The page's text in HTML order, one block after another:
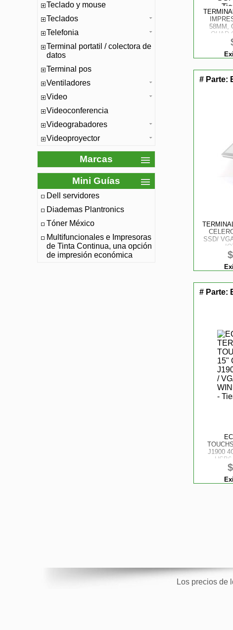
Teclado y mouse
Teclados
Telefonia
Terminal portatil / colectora de
datos
Terminal pos
Ventiladores
Video
Videoconferencia
Videograbadores
Videoproyector
Marcas
Mini Guías
Dell servidores
Diademas Plantronics
Tóner México
Multifuncionales e Impresoras
de Tinta Continua, una opción
de impresión económica
58MM,
QUAD
# Parte:
SSD/
$
# Parte:
J1900
$
Los precios de